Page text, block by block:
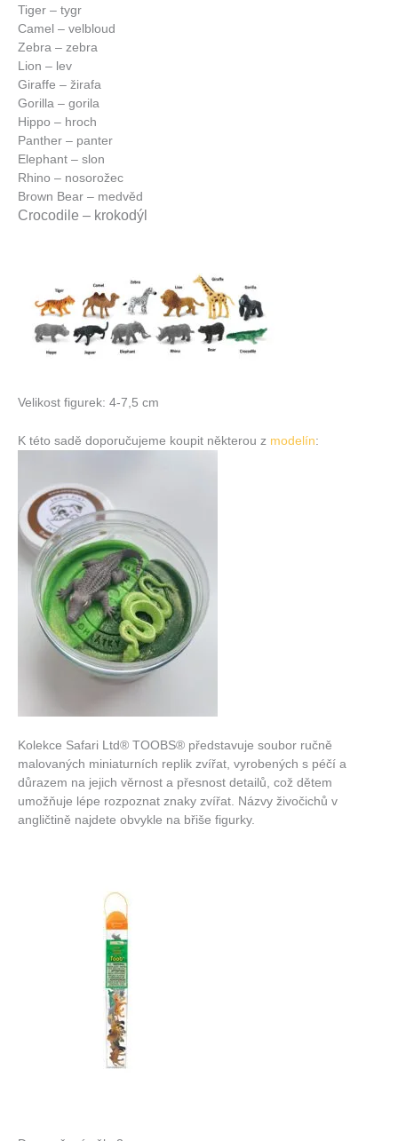
Tiger – tygr
Camel – velbloud
Zebra – zebra
Lion – lev
Giraffe – žirafa
Gorilla – gorila
Hippo – hroch
Panther – panter
Elephant – slon
Rhino – nosorožec
Brown Bear – medvěd
Crocodile – krokodýl
Velikost figurek: 4-7,5 cm
K této sadě doporučujeme koupit některou z modelín:
Kolekce Safari Ltd® TOOBS® představuje soubor ručně
malovaných miniaturních replik zvířat, vyrobených s péčí a
důrazem na jejich věrnost a přesnost detailů, což dětem
umožňuje lépe rozpoznat znaky zvířat. Názvy živočichů v
angličtině najdete obvykle na břiše figurky.